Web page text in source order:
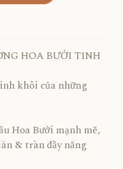
HOA BƯỞI TINH
khôi của những
Hoa Bưởi mạnh mẽ,
& tràn đầy năng